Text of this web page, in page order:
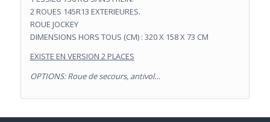
2 ROUES 145R13 EXTERIEURES.
ROUE JOCKEY
DIMENSIONS HORS TOUS (CM) : 320 X 158 X 73 CM
EXISTE EN VERSION 2 PLACES
OPTIONS: Roue de secours, antivol…